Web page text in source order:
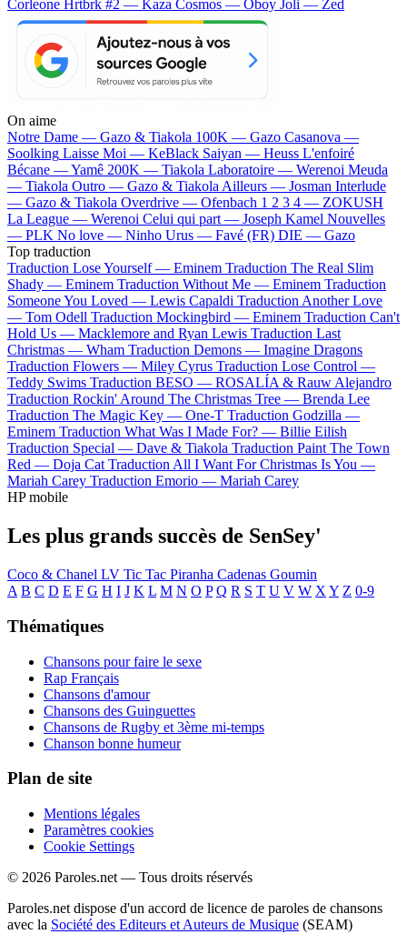
Corleone Hrtbrk #2 — Kaza Cosmos — Oboy Joli — Zed
On aime
Notre Dame — Gazo & Tiakola 100K — Gazo Casanova —
Soolking Laisse Moi — KeBlack Saiyan — Heuss L'enfoiré
Bécane —Yamê 200K — Tiakola Laboratoire — Werenoi Meuda
— Tiakola Outro — Gazo & TiakolaAilleurs — Josman Interlude
— Gazo & Tiakola Overdrive — Ofenbach 1 2 3 4 — ZOKUSH
La League — Werenoi Celui qui part — Joseph Kamel Nouvelles
— PLK No love — Ninho Urus — Favé (FR) DIE — Gazo
Top traduction
Traduction Lose Yourself — Eminem Traduction The Real Slim
Shady — Eminem Traduction Without Me — Eminem Traduction
Someone You Loved — Lewis Capaldi Traduction Another Love
— Tom Odell Traduction Mockingbird — Eminem Traduction Can't
Hold Us — Macklemore and Ryan Lewis Traduction Last
Christmas — Wham Traduction Demons — Imagine Dragons
Traduction Flowers — Miley Cyrus Traduction Lose Control —
Teddy Swims Traduction BESO — ROSALÍA & Rauw Alejandro
Traduction Rockin' Around The Christmas Tree — Brenda Lee
Traduction The Magic Key — One-T Traduction Godzilla —
Eminem Traduction What Was I Made For? — Billie Eilish
Traduction Special — Dave & Tiakola Traduction Paint The Town
Red — Doja Cat Traduction All I Want For Christmas Is You —
Mariah Carey Traduction Emorio — Mariah Carey
HP mobile
Les plus grands succès de SenSey'
Coco & Chanel LV Tic Tac Piranha Cadenas Goumin
A B C D E F G H I J K L M N O P Q R S T U V W X Y Z 0-9
Thématiques
Chansons pour faire le sexe
Rap Français
Chansons d'amour
Chansons des Guinguettes
Chansons de Rugby et 3ème mi-temps
Chanson bonne humeur
Plan de site
Mentions légales
Paramètres cookies
Cookie Settings
© 2026 Paroles.net — Tous droits réservés
Paroles.net dispose d'un accord de licence de paroles de chansons
avec la Société des Editeurs et Auteurs de Musique (SEAM)